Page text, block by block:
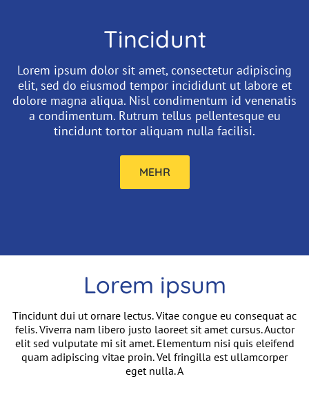
Tincidunt
Lorem ipsum dolor sit amet, consectetur adipiscing
elit, sed do eiusmod tempor incididunt ut labore et
dolore magna aliqua. Nisl condimentum id venenatis
a condimentum. Rutrum tellus pellentesque eu
tincidunt tortor aliquam nulla facilisi.
MEHR
Einleitung
Lorem ipsum
Tincidunt dui ut ornare lectus. Vitae congue eu consequat ac
felis. Viverra nam libero justo laoreet sit amet cursus. Auctor
elit sed vulputate mi sit amet. Elementum nisi quis eleifend
quam adipiscing vitae proin. Vel fringilla est ullamcorper
eget nulla. A